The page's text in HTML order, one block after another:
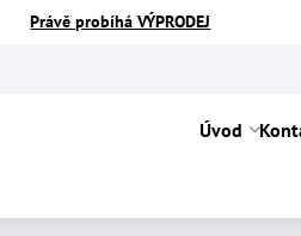
Právě probíhá VÝPRODEJ
Úvod